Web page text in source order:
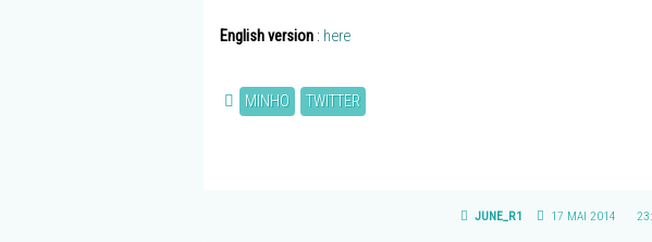
English version : here
MINHO TWITTER
JUNE_R1 17 MAI 2014